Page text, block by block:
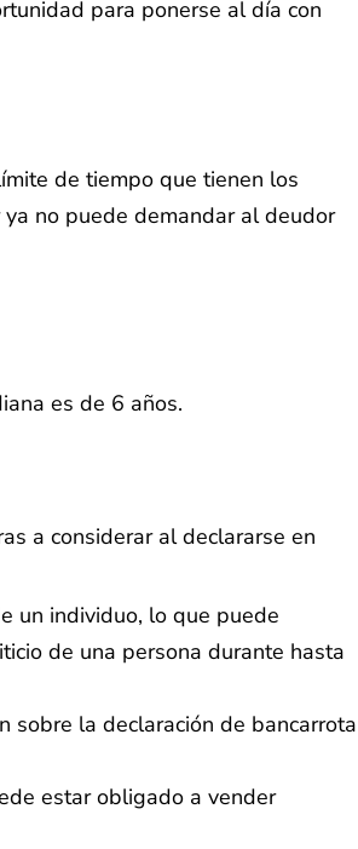
para ponerse al día con
de tiempo que tienen los
no puede demandar al deudor
es de 6 años.
a considerar al declararse en
un individuo, lo que puede
de una persona durante hasta
sobre la declaración de bancarrota
estar obligado a vender